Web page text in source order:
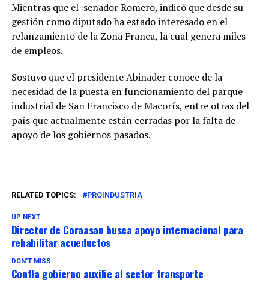
Mientras que el senador Romero, indicó que desde su
gestión como diputado ha estado interesado en el
relanzamiento de la Zona Franca, la cual genera miles
de empleos.
Sostuvo que el presidente Abinader conoce de la
necesidad de la puesta en funcionamiento del parque
industrial de San Francisco de Macorís, entre otras del
país que actualmente están cerradas por la falta de
apoyo de los gobiernos pasados.
RELATED TOPICS: PROINDUSTRIA
UP NEXT
Director de Coraasan busca apoyo internacional para
rehabilitar acueductos
DON'T MISS
Confía gobierno auxilie al sector transporte